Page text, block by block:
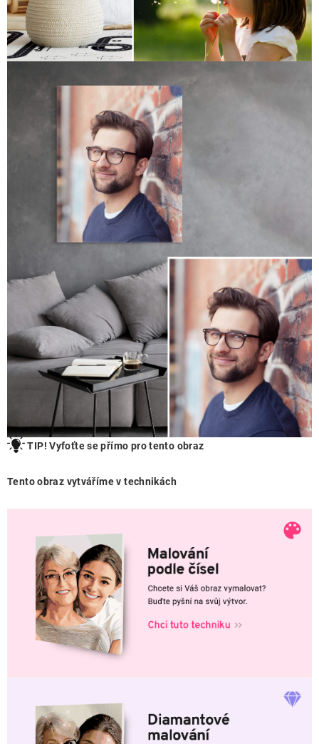
TIP! Vyfoťte se přímo pro tento obraz
Tento obraz vytváříme v technikách